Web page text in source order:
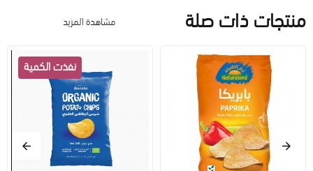
منتجات ذات صلة مشاهدة المزيد